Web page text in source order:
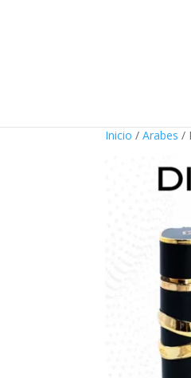
Inicio / Arabes /